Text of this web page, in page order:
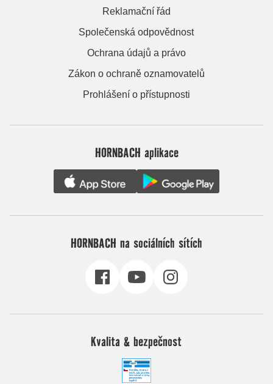
Reklamační řád
Společenská odpovědnost
Ochrana údajů a právo
Zákon o ochraně oznamovatelů
Prohlášení o přístupnosti
HORNBACH aplikace
HORNBACH na sociálních sítích
Kvalita & bezpečnost